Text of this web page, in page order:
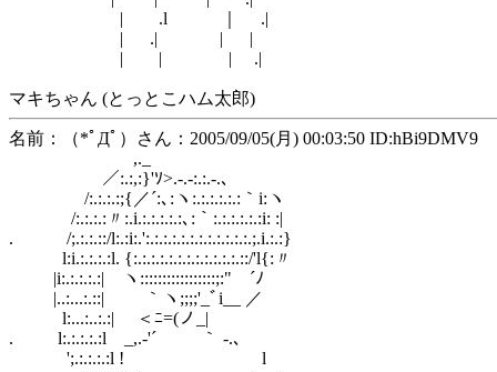
| .l ｜ .|
| .| | |
| | | .|
マキちゃん (とっとこハム太郎)
名前：（*ﾟДﾟ）さん：2005/09/05(月) 00:03:50 ID:hBi9DMV9
,._
／:.:,:}'ｿ>.-.‐:.:.‐.､
/:.:.:.:;{／´:､:ヽ:.:.:.:.:.:｀i:ヽ
/:.:.:.:〃:.i.:.:.:.:.:､:｀:.:.:.:.:.:i: :|
. /;.:.:.::/l:.:i:.':.:.:.:.:.:.:.:.:.:.:.:.;.i.:.:}
l:i.:.:.:.:l. {:.:.:.:.:.:.:.:.:.:.:.:.::/'l{:〃
|i:.:.:.:.:| ヽ:::::::::::::::::;:" ´ﾉ
|..:...:.::| ｀ヽ;;;;'_ﾞi__ ／
l:...:..:.:| ＜ﾆ=(ノ_|
. l:.:.:.:.:l _,.-'´ ｀ -.､
';.:.:.:.:l ! l